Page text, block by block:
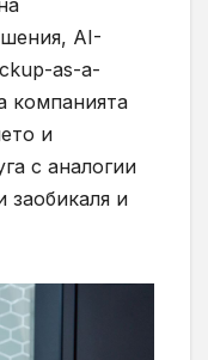
AI-
as-a-
компанията
и
с аналогии
заобикаля и